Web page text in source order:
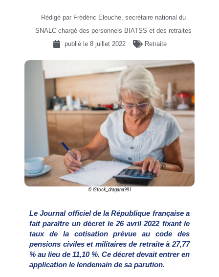
Rédigé par Frédéric Eleuche, secrétaire national du
SNALC chargé des personnels BIATSS et des retraites
publié le 8 juillet 2022 Retraite
© iStock_dragana991
Le Journal officiel de la République française a
fait paraître un décret le 26 avril 2022 fixant le
taux de la cotisation prévue au code des
pensions civiles et militaires de retraite à 27,77
% au lieu de 11,10 %. Ce décret devait entrer en
application le lendemain de sa parution.